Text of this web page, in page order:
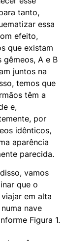
tanto,
essa
efeito,
que existam
gêmeos, A e B
juntos na
temos que
têm a
e,
por
idênticos,
aparência
parecida.
vamos
que o
em alta
nave
Figura 1.